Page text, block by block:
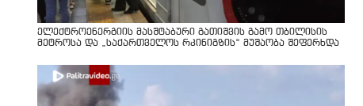
ელექტროენერგიის მასშტაბური გათიშვის გამო თბილისის
მეტროსა და „საქართველოს რკინიგზის“ მუშაობა შეფერხდა